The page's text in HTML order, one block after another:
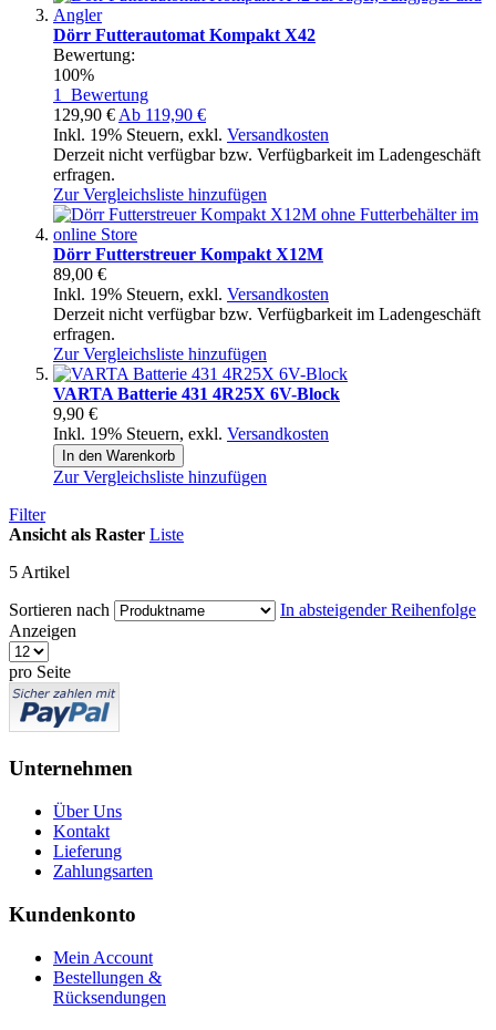
Dörr Futterautomat Kompakt X42
Bewertung:
100%
1 Bewertung
129,90 € Ab 119,90 €
Inkl. 19% Steuern, exkl. Versandkosten
Derzeit nicht verfügbar bzw. Verfügbarkeit im Ladengeschäft
erfragen.
Zur Vergleichsliste hinzufügen
Dörr Futterstreuer Kompakt X12M
89,00 €
Inkl. 19% Steuern, exkl. Versandkosten
Derzeit nicht verfügbar bzw. Verfügbarkeit im Ladengeschäft
erfragen.
Zur Vergleichsliste hinzufügen
VARTA Batterie 431 4R25X 6V-Block
9,90 €
Inkl. 19% Steuern, exkl. Versandkosten
In den Warenkorb
Zur Vergleichsliste hinzufügen
Filter
Ansicht als Raster Liste
5 Artikel
Sortieren nach
In absteigender Reihenfolge
Anzeigen
pro Seite
Unternehmen
Über Uns
Kontakt
Lieferung
Zahlungsarten
Kundenkonto
Mein Account
Bestellungen &
Rücksendungen